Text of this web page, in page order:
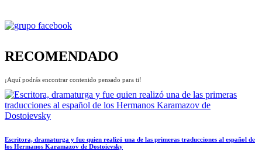
RECOMENDADO
¡Aquí podrás encontrar contenido pensado para ti!
Escritora, dramaturga y fue quien realizó una de las primeras traducciones al español de
los Hermanos Karamazov de Dostoievsky